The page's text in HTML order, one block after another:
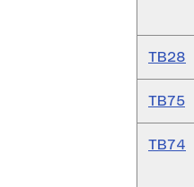
TB28
TB75
TB74